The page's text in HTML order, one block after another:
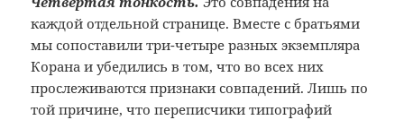
каждой отдельной странице. Вместе с братьями
мы сопоставили три-четыре разных экземпляра
Корана и убедились в том, что во всех них
прослеживаются признаки совпадений. Лишь по
той причине, что переписчики типографий